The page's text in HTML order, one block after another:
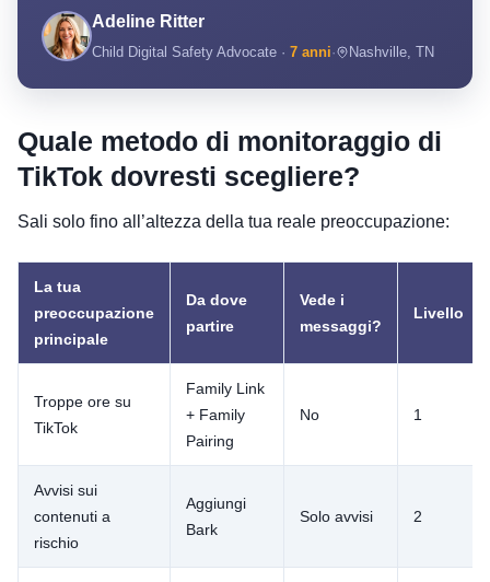
Adeline Ritter
Child Digital Safety Advocate · 7 anni· Nashville, TN
Quale metodo di monitoraggio di
TikTok dovresti scegliere?
Sali solo fino all’altezza della tua reale preoccupazione:
La tua
preoccupazione
principale
Da dove
partire
Vede i
messaggi?
Livello
Troppe ore su
TikTok
Family Link
+ Family
Pairing
No 1
Avvisi sui
contenuti a
rischio
Aggiungi
Bark
Solo avvisi 2